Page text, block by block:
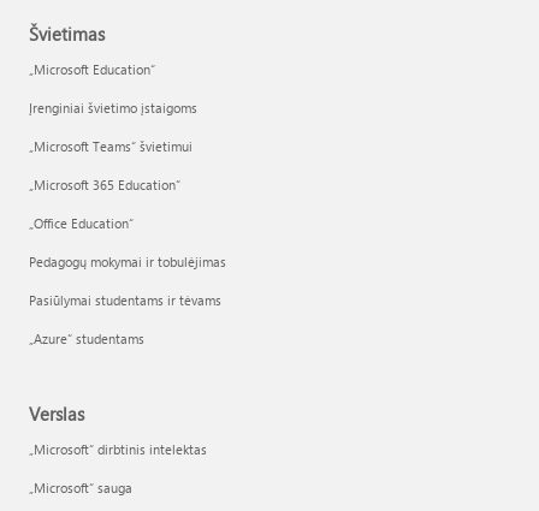
Švietimas
„Microsoft Education“
Įrenginiai švietimo įstaigoms
„Microsoft Teams“ švietimui
„Microsoft 365 Education“
„Office Education“
Pedagogų mokymai ir tobulėjimas
Pasiūlymai studentams ir tėvams
„Azure“ studentams
Verslas
„Microsoft“ dirbtinis intelektas
„Microsoft“ sauga